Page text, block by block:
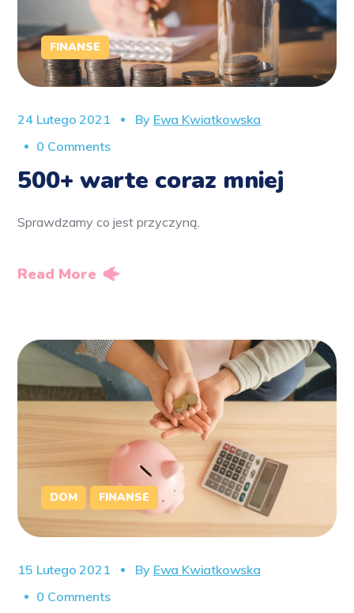
FINANSE
24 Lutego 2021 By Ewa Kwiatkowska
0 Comments
500+ warte coraz mniej
Sprawdzamy co jest przyczyną.
Read More
DOM FINANSE
15 Lutego 2021 By Ewa Kwiatkowska
0 Comments